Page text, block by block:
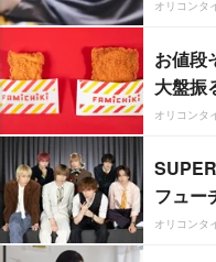
オリコンタ
お値段
大盤振
オリコンタ
フュー
オリコンタ